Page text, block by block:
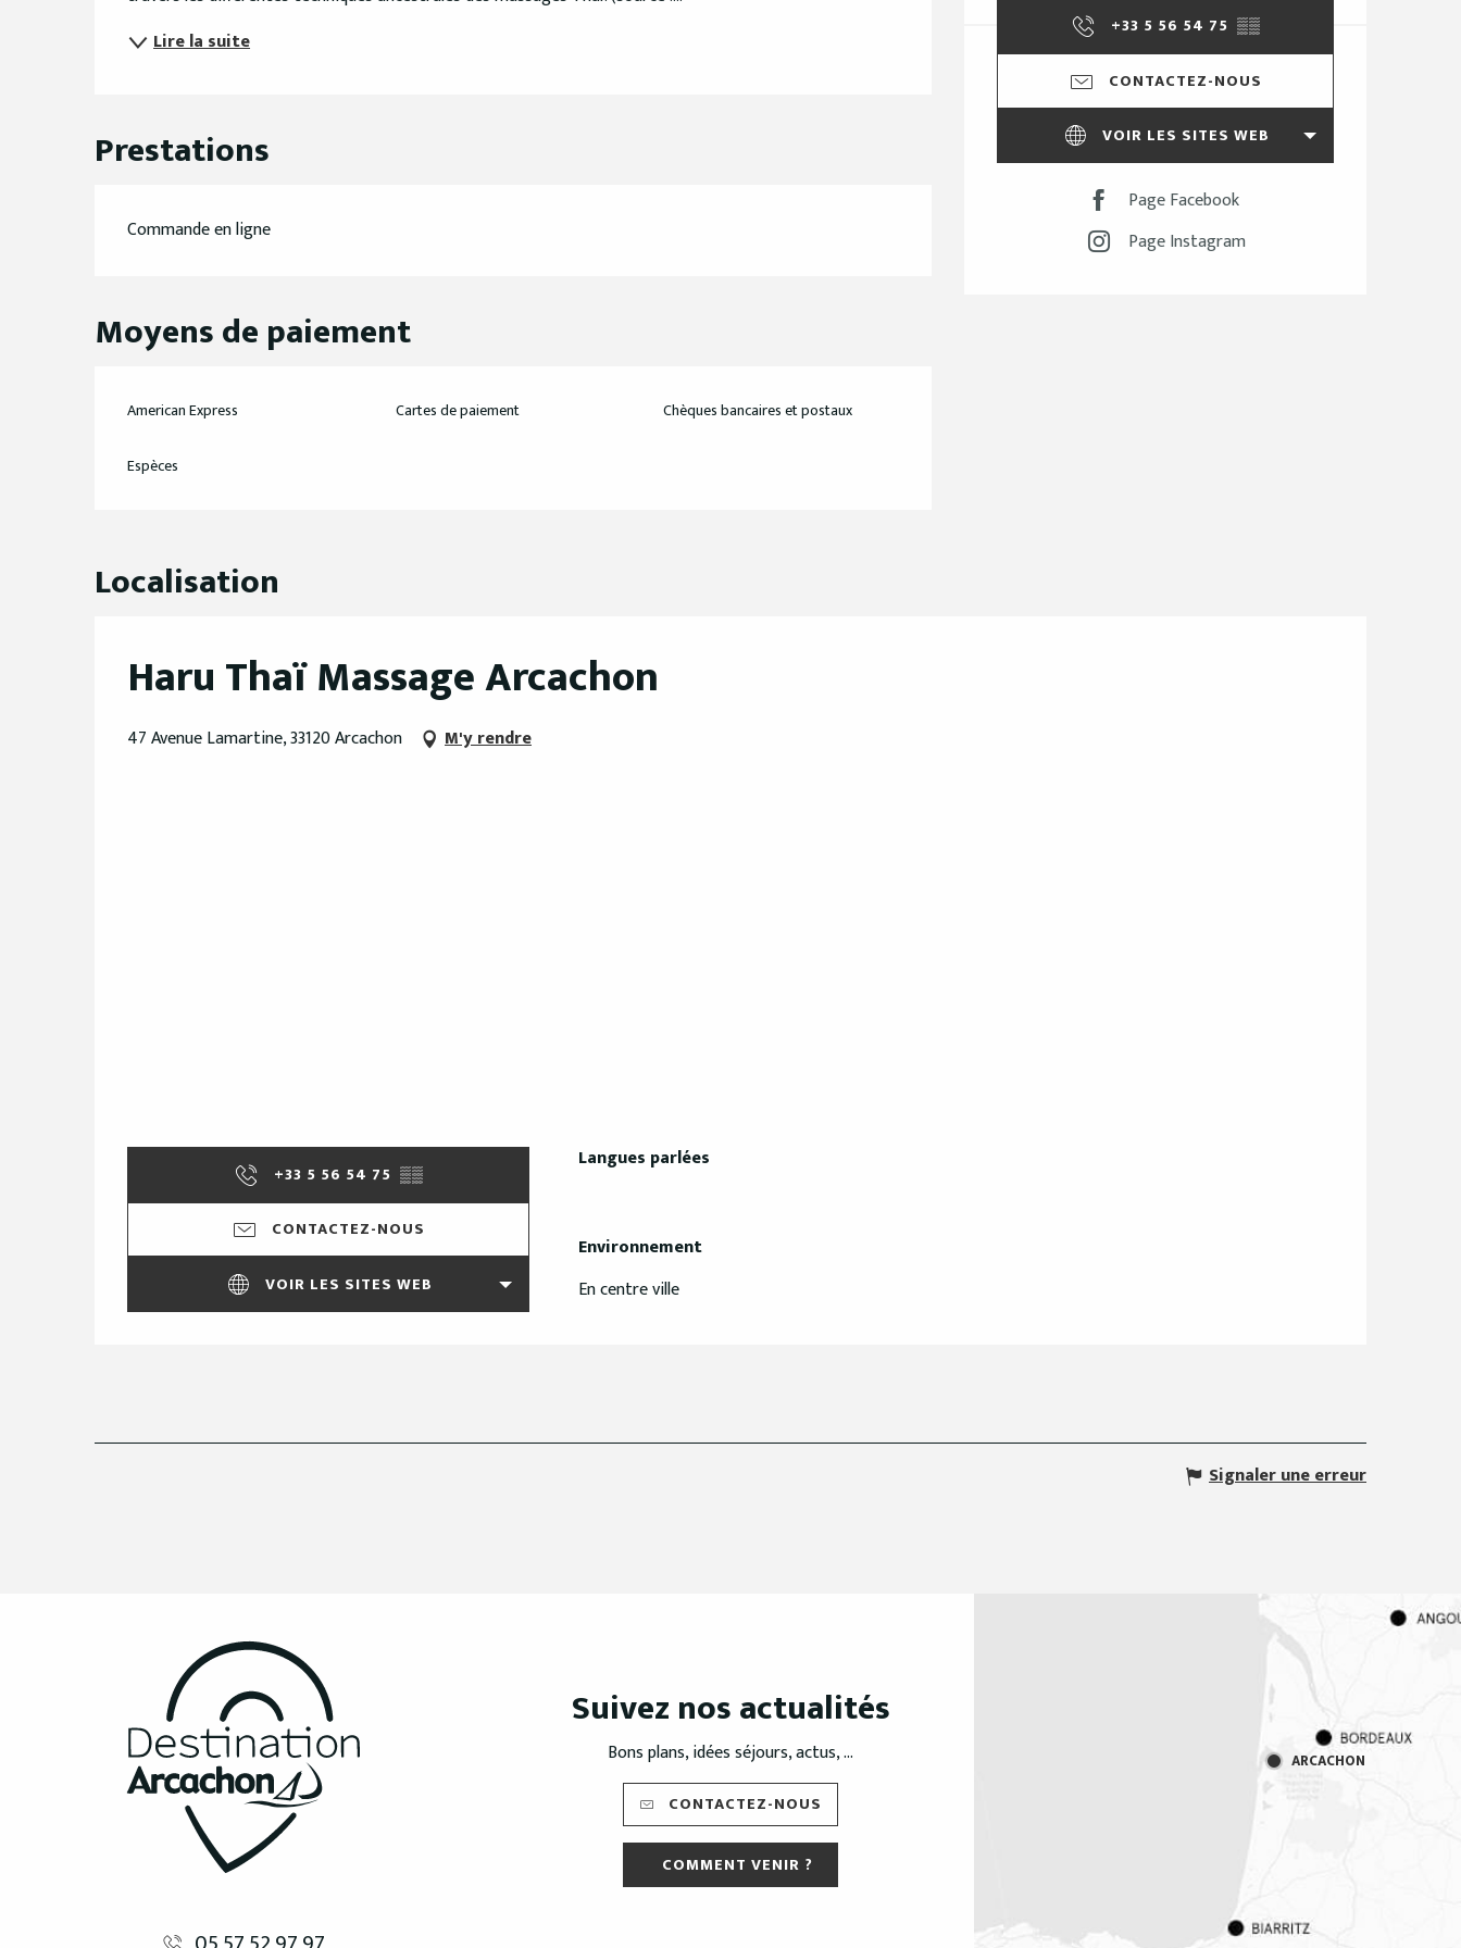
+33 5 56 54 75 ▒▒
CONTACTEZ-NOUS
VOIR LES SITES WEB
Page Facebook
Page Instagram
Lire la suite
Prestations
Commande en ligne
Moyens de paiement
American Express Cartes de paiement Chèques bancaires et postaux
Espèces
Localisation
Haru Thaï Massage Arcachon
47 Avenue Lamartine, 33120 Arcachon M'y rendre
+33 5 56 54 75 ▒▒
CONTACTEZ-NOUS
VOIR LES SITES WEB
Langues parlées
Langues parlées
Environnement
Environnement
En centre ville
Signaler une erreur
Suivez nos actualités
Bons plans, idées séjours, actus, ...
CONTACTEZ-NOUS
COMMENT VENIR ?
ARCACHON